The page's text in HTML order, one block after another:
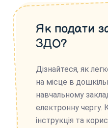
Як подати
ЗДО?
Дізнайтеся, як
на місце в
навчальному
електронну чергу.
інструкція та